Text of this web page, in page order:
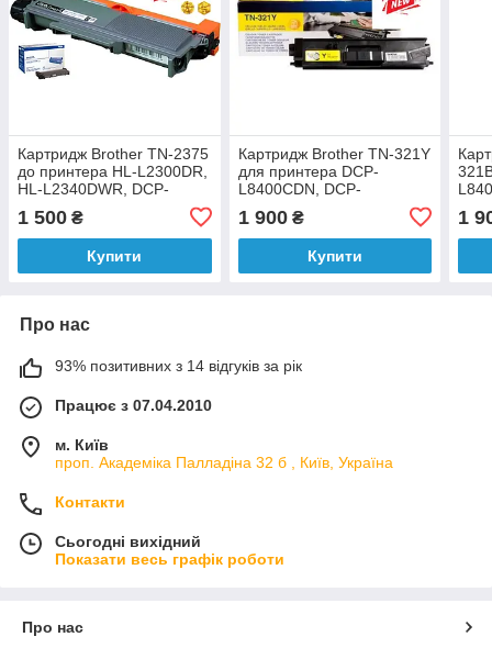
Картридж Brother TN-2375
до принтера HL-L2300DR,
HL-L2340DWR, DCP-
L2500DR, DCP-L2520DWR
аналог
1 500 ₴
Купити
Картридж Brother TN-321Y
для принтера DCP-
L8400CDN, DCP-
L8250CDN, HL-
L8350CDW, MFC-
L8650CDW, MFC-
L8850CDW
1 900₴
Купити
1
Про нас
93% позитивних з 14 відгуків за рік
Працює з 07.04.2010
м. Київ
проп. Академіка Палладіна 32 б , Київ, Україна
Контакти
Сьогодні вихідний
Показати весь графік роботи
Про нас